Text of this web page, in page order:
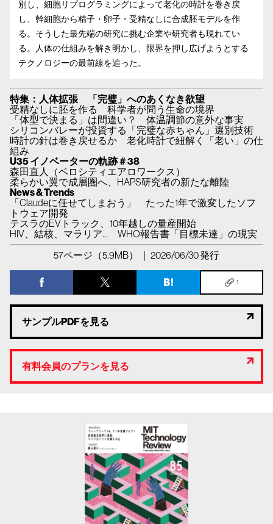
別し、細胞リプログラミングによって老化の時計を巻き戻
し、幹細胞から精子・卵子・受精なしに合成胚モデルを作
る。そうした最先端の研究に挑む企業や研究者も現れてい
る。人体の仕組みを解き明かし、限界を押し広げようとする
テクノロジーの最前線を追った。
特集：人体拡張 「完璧」へのあくなき欲望
受精なしに胚を作る 科学者が問う生命の境界
「体型で決まる」は間違い？ 体温調節の意外な事実
シリコンバレーが投資する「完璧な赤ちゃん」選別技術
時計の針は巻き戻せるか 老化時計で紐解く「老い」の仕
組み
U35 イノベーターの軌跡＃38
森田直人（ベロシティエアロワークス）
柔らかい翼で成層圏へ、HAPS研究者の新たな離陸
News & Trends
「Claudeに任せてしまおう」 たった1年で激変したソフ
トウェア開発
テスラのEVトラック、10年越しの量産開始
HIV、結核、マラリア… WHO報告書「目標未達」の現実
57ページ（5.9MB） ｜ 2026/06/30 発行
1
サンプルPDFを見る
有料会員のプランを見る